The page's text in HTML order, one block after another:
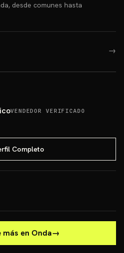
desde comunes hasta
→
VENDEDOR VERIFICADO
Completo
más en Onda→